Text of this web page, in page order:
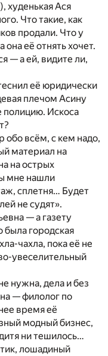
худенькая Ася
Что такие, как
продали. Что у
её отнять хочет.
— а ей, видите ли,
её юридически
плечом Асину
полицию. Искоса
обо всём, с кем надо,
материал на
на острых
мне нашли
сплетня… Будет
не судят».
— а газету
была городская
чахла, пока её не
увеселительный
нужна, дела и без
— филолог по
время её
модный бизнес,
ни тешилось…
лошадиный